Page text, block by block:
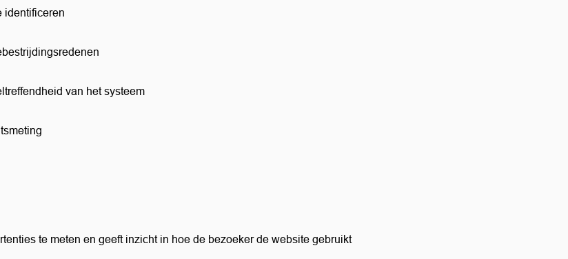
identificeren
van het systeem
te meten en geeft inzicht in hoe de bezoeker de website gebruikt